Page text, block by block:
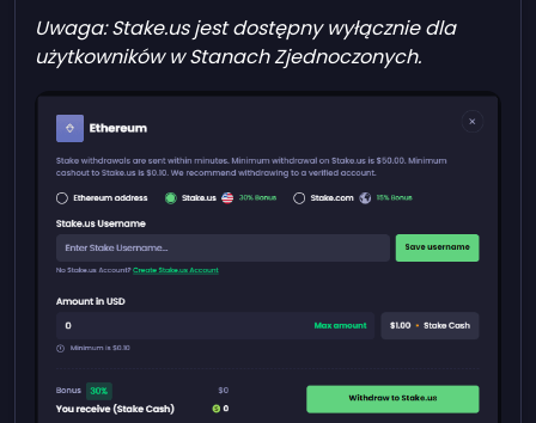
Uwaga: Stake.us jest dostępny wyłącznie dla
użytkowników w Stanach Zjednoczonych.